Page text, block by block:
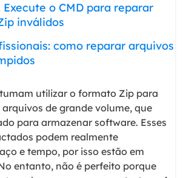
Execute o CMD para reparar
inválidos
como reparar arquivos
utilizar o formato Zip para
de grande volume, que
para armazenar software. Esses
podem realmente
e tempo, por isso estão em
entanto, não é perfeito porque